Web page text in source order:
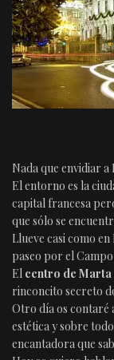
Nada que envidiar a
El entorno es la
capital francesa
que sólo se
Llueve casi como
paseo por el
El centro de Marta
rinconcito secreto
Otro día os contaré
estética y sobre
encantadora que